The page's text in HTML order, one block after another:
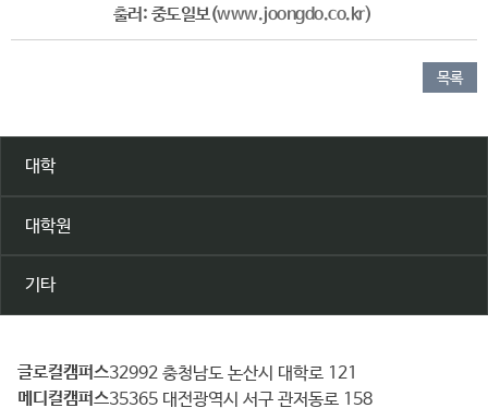
출러: 중도일보(www.joongdo.co.kr)
목록
대학
대학원
기타
건
양
글로컬캠퍼스 32992 충청남도 논산시 대학로 121
메디컬캠퍼스 35365 대전광역시 서구 관저동로 158